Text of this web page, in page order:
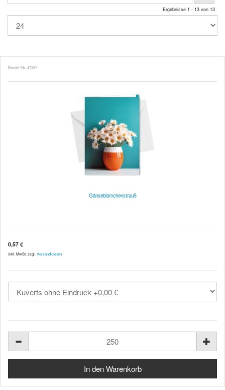
Ergebnisse 1 - 13 von 13
Bestell-Nr. 47387
Gänseblümchenstrauß
0,57 €
inkl. MwSt. zzgl. Versandkosten